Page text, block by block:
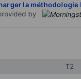
la méthodologie
by
T2